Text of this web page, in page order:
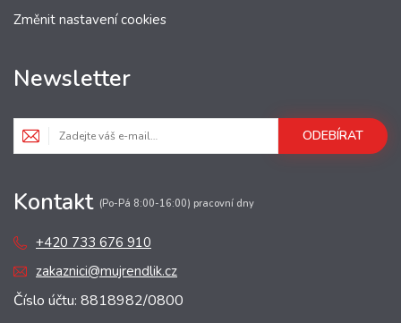
Změnit nastavení cookies
Newsletter
ODEBÍRAT
Kontakt (Po-Pá 8:00-16:00) pracovní dny
+420 733 676 910
zakaznici@mujrendlik.cz
Číslo účtu: 8818982/0800